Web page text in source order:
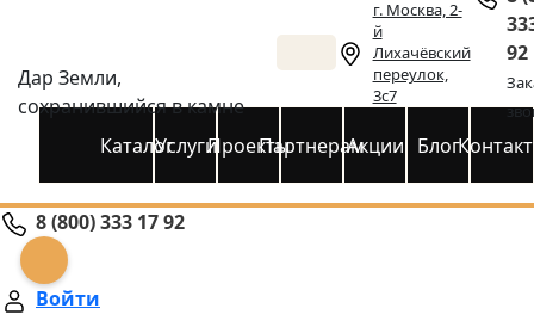
Дар Земли,
сохранившийся в камне
г. Москва, 2-
й
Лихачёвский
переулок,
3с7
92
КаталогУслугиПроектыПартнерамАкции Блог
8 (800) 333 17 92
Войти